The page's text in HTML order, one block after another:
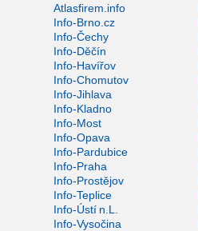
Atlasfirem.info
Info-Brno.cz
Info-Čechy
Info-Děčín
Info-Havířov
Info-Chomutov
Info-Jihlava
Info-Kladno
Info-Most
Info-Opava
Info-Pardubice
Info-Praha
Info-Prostějov
Info-Teplice
Info-Ústí n.L.
Info-Vysočina